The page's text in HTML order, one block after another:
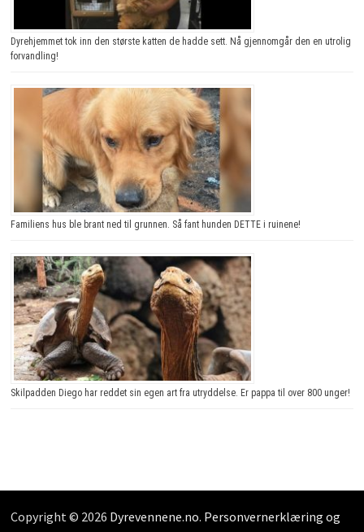
Dyrehjemmet tok inn den største katten de hadde sett. Nå gjennomgår den en utrolig
forvandling!
Familiens hus ble brant ned til grunnen. Så fant hunden DETTE i ruinene!
Skilpadden Diego har reddet sin egen art fra utryddelse. Er pappa til over 800 unger!
Copyright © 2026 Dyrevennene.no. Personvernerklæring og